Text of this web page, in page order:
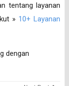
tentang layanan
» 10+ Layanan
dengan